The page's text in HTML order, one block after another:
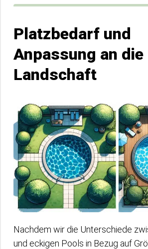
Platzbedarf und
Anpassung an die
Landschaft
Nachdem wir die Unterschiede
und eckigen Pools in Bezug auf